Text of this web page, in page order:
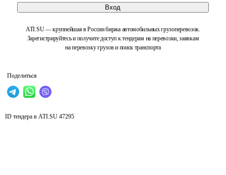
Вход
ATI.SU — крупнейшая в России биржа автомобильных грузоперевозок.
Зарегистрируйтесь и получите доступ к тендерам на перевозки, заявкам
на перевозку грузов и поиск транспорта
Поделиться
ID тендера в ATI.SU 47295